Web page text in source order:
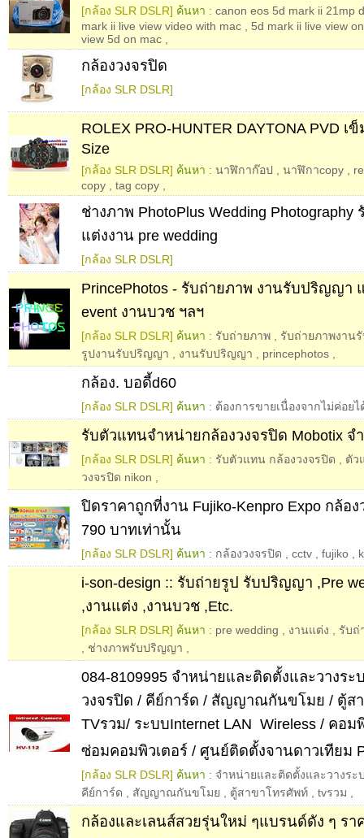
[กล้อง SLR DSLR] ค้นหา : canon eos 5d mark ii 21mp
mark ii live view video with mac
5d mark ii live view
view 5d on mac
กล้องวงจรปิด
[กล้อง SLR DSLR]
ROLEX PRO-HUNTER DAYTONA PVD เ
Size
[กล้อง SLR DSLR] ค้นหา : นาฬิกาก๊อป นาฬิกาcopy
copy
tag copy
ช่างภาพ PhotoPlus Wedding Photography
แต่งงาน pre wedding
[กล้อง SLR DSLR]
PrincePhotos - รับถ่ายภาพ งานรับปริญญา
event งานบวช ฯลฯ
[กล้อง SLR DSLR] ค้นหา : รับถ่ายภาพ
รับถ่ายภาพงาน
รูปงานรับปริญญา
งานรับปริญญา princephotos
กล้อง. บอดี้d60
[กล้อง SLR DSLR] ค้นหา : ต้องการขายเนื่องจากไม่ค่อย
รับตัวแทนจำหน่ายกล้องวงจรปิด Mobotix จ
[กล้อง SLR DSLR] ค้นหา : รับตัวแทน กล้องวงจรปิด
ตัว
วงจรปิด nikon
ปิดราคาถูกที่งาน Fujiko-Kenpro Expo กล้อ
790 บาทเท่านั้น
[กล้อง SLR DSLR] ค้นหา : กล้องวงจรปิด cctv fujiko
i-son-design :: รับถ่ายรูป รับปริญญา ,Pre
,งานแต่ง ,งานบวช ,Etc.
[กล้อง SLR DSLR] ค้นหา : pre wedding งานแต่ง
รับถ่
ช่างภาพรับปริญญา
084-8109995 จำหน่ายและติดตั้งและวางระ
วงจรปิด / คีย์การ์ด / สัญญาณกันขโมย / ตู้ส
TVรวม/ ระบบInternet LAN  Wireless / คอม
ซ่อมคอมพิวเตอร์ / ศูนย์ติดตั้งจานดาวเทียม
[กล้อง SLR DSLR] ค้นหา : จำหน่ายและติดตั้งและวางระ
คีย์การ์ด
สัญญาณกันขโมย ตู้สาขาโทรศัพท์ tvรวม
กล้องและเลนส์สวยรุ่นใหม่ ๆแบรนด์ดัง ๆ รา